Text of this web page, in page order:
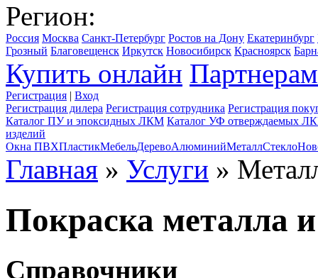
Регион:
Россия Москва Санкт-Петербург Ростов на Дону Екатеринбург
Грозный Благовещенск Иркутск Новосибирск Красноярск
Купить онлайн Партнерам
Регистрация | Вход
Регистрация дилера Регистрация сотрудника Регистрация
Каталог ПУ и эпоксидных ЛКМ Каталог УФ отверждаемых
изделий
Окна ПВХПластикМебельДеревоАлюминийМеталлСтекло
Главная » Услуги »
Покраска металла
Справочники